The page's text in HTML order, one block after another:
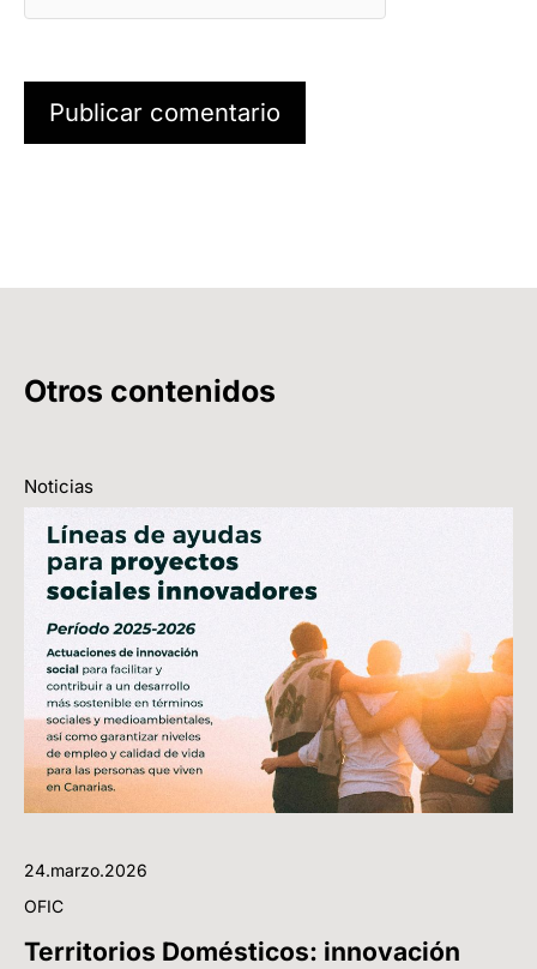
Otros contenidos
Noticias
24.marzo.2026
OFIC
Territorios Domésticos: innovación